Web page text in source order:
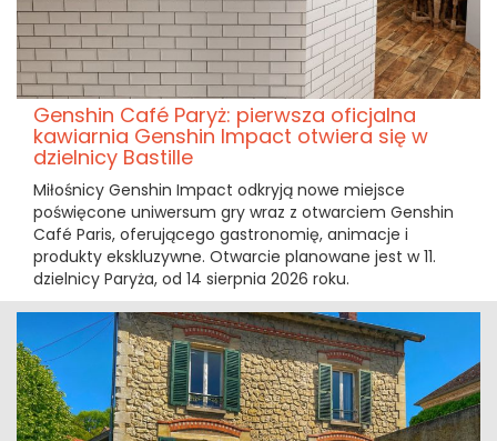
Genshin Café Paryż: pierwsza oficjalna
kawiarnia Genshin Impact otwiera się w
dzielnicy Bastille
Miłośnicy Genshin Impact odkryją nowe miejsce
poświęcone uniwersum gry wraz z otwarciem Genshin
Café Paris, oferującego gastronomię, animacje i
produkty ekskluzywne. Otwarcie planowane jest w 11.
dzielnicy Paryża, od 14 sierpnia 2026 roku.